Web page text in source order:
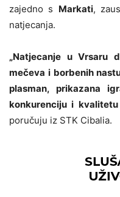
zajedno s Markati,
natjecanja.
„Natjecanje u Vrsaru
mečeva i borbenih
plasman, prikazana
konkurenciju i
poručuju iz STK Cibalia.